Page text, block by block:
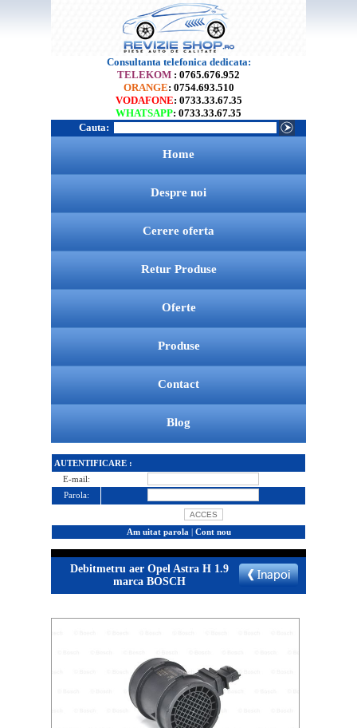
Consultanta telefonica dedicata:
TELEKOM : 0765.676.952
ORANGE: 0754.693.510
VODAFONE: 0733.33.67.35
WHATSAPP: 0733.33.67.35
Cauta:
Home
Despre noi
Cerere oferta
Retur Produse
Oferte
Produse
Contact
Blog
AUTENTIFICARE :
E-mail:
Parola:
Am uitat parola | Cont nou
Debitmetru aer Opel Astra H 1.9
marca BOSCH